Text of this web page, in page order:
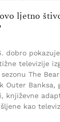
ljetno
dobro
televizije
The
Outer Banksa,
književne
kao